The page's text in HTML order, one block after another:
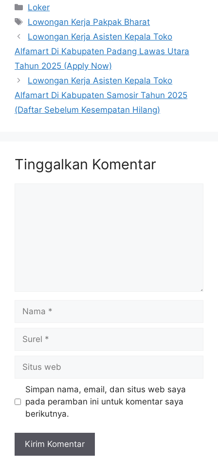
Kategori
Loker
Tag
Lowongan Kerja Pakpak Bharat
Lowongan Kerja Asisten Kepala Toko
Alfamart Di Kabupaten Padang Lawas Utara
Tahun 2025 (Apply Now)
Lowongan Kerja Asisten Kepala Toko
Alfamart Di Kabupaten Samosir Tahun 2025
(Daftar Sebelum Kesempatan Hilang)
Tinggalkan Komentar
Nama
Surel
Situs
web
Simpan nama, email, dan situs web saya
pada peramban ini untuk komentar saya
berikutnya.